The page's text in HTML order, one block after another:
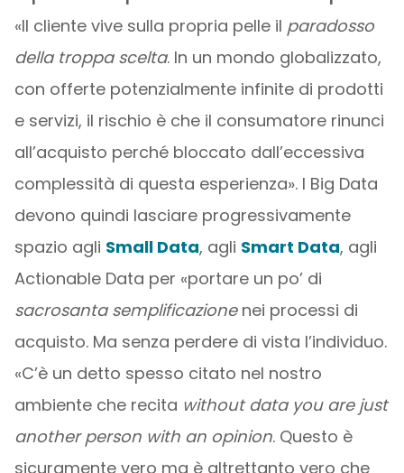
«Il cliente vive sulla propria pelle il paradosso
della troppa scelta. In un mondo globalizzato,
con offerte potenzialmente infinite di prodotti
e servizi, il rischio è che il consumatore rinunci
all’acquisto perché bloccato dall’eccessiva
complessità di questa esperienza». I Big Data
devono quindi lasciare progressivamente
spazio agli Small Data, agli Smart Data, agli
Actionable Data per «portare un po’ di
sacrosanta semplificazione nei processi di
acquisto. Ma senza perdere di vista l’individuo.
«C’è un detto spesso citato nel nostro
ambiente che recita without data you are just
another person with an opinion. Questo è
sicuramente vero ma è altrettanto vero che